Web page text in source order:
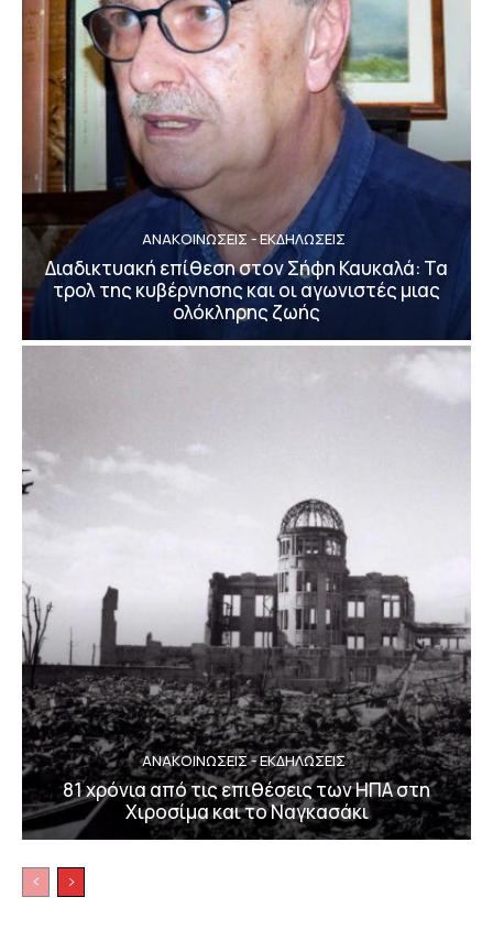
ΑΝΑΚΟΙΝΩΣΕΙΣ - ΕΚΔΗΛΩΣΕΙΣ
Διαδικτυακή επίθεση στον Σήφη Καυκαλά: Τα
τρολ της κυβέρνησης και οι αγωνιστές μιας
ολόκληρης ζωής
ΑΝΑΚΟΙΝΩΣΕΙΣ - ΕΚΔΗΛΩΣΕΙΣ
81 χρόνια από τις επιθέσεις των ΗΠΑ στη
Χιροσίμα και το Ναγκασάκι